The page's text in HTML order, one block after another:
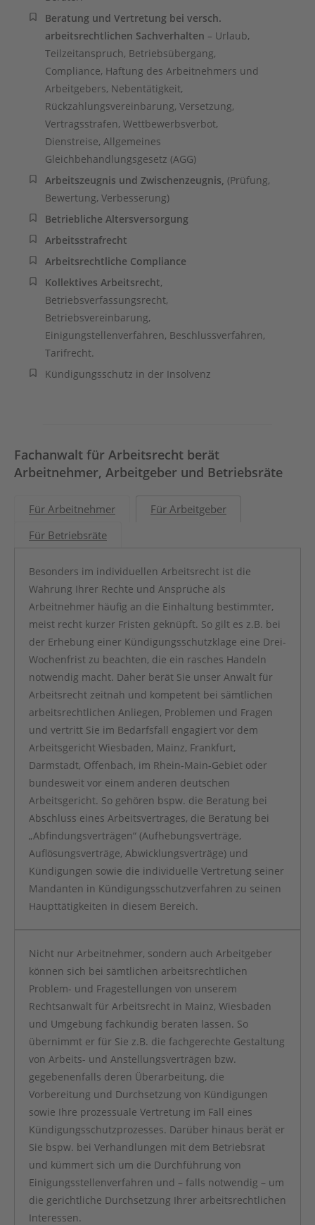
Beratung und Vertretung bei versch.
arbeitsrechtlichen Sachverhalten – Urlaub,
Teilzeitanspruch, Betriebsübergang,
Compliance, Haftung des Arbeitnehmers und
Arbeitgebers, Nebentätigkeit,
Rückzahlungsvereinbarung, Versetzung,
Vertragsstrafen, Wettbewerbsverbot,
Dienstreise, Allgemeines
Gleichbehandlungsgesetz (AGG)
Arbeitszeugnis und Zwischenzeugnis, (Prüfung,
Bewertung, Verbesserung)
Betriebliche Altersversorgung
Arbeitsstrafrecht
Arbeitsrechtliche Compliance
Kollektives Arbeitsrecht,
Betriebsverfassungsrecht,
Betriebsvereinbarung,
Einigungstellenverfahren, Beschlussverfahren,
Tarifrecht.
Kündigungsschutz in der Insolvenz
Fachanwalt für Arbeitsrecht berät
Arbeitnehmer, Arbeitgeber und Betriebsräte
Für Arbeitnehmer
Für Arbeitgeber
Für Betriebsräte
Besonders im individuellen Arbeitsrecht ist die
Wahrung Ihrer Rechte und Ansprüche als
Arbeitnehmer häufig an die Einhaltung bestimmter,
meist recht kurzer Fristen geknüpft. So gilt es z.B. bei
der Erhebung einer Kündigungsschutzklage eine Drei-
Wochenfrist zu beachten, die ein rasches Handeln
notwendig macht. Daher berät Sie unser Anwalt für
Arbeitsrecht zeitnah und kompetent bei sämtlichen
arbeitsrechtlichen Anliegen, Problemen und Fragen
und vertritt Sie im Bedarfsfall engagiert vor dem
Arbeitsgericht Wiesbaden, Mainz, Frankfurt,
Darmstadt, Offenbach, im Rhein-Main-Gebiet oder
bundesweit vor einem anderen deutschen
Arbeitsgericht. So gehören bspw. die Beratung bei
Abschluss eines Arbeitsvertrages, die Beratung bei
„Abfindungsverträgen“ (Aufhebungsverträge,
Auflösungsverträge, Abwicklungsverträge) und
Kündigungen sowie die individuelle Vertretung seiner
Mandanten in Kündigungsschutzverfahren zu seinen
Haupttätigkeiten in diesem Bereich.
Nicht nur Arbeitnehmer, sondern auch Arbeitgeber
können sich bei sämtlichen arbeitsrechtlichen
Problem- und Fragestellungen von unserem
Rechtsanwalt für Arbeitsrecht in Mainz, Wiesbaden
und Umgebung fachkundig beraten lassen. So
übernimmt er für Sie z.B. die fachgerechte Gestaltung
von Arbeits- und Anstellungsverträgen bzw.
gegebenenfalls deren Überarbeitung, die
Vorbereitung und Durchsetzung von Kündigungen
sowie Ihre prozessuale Vertretung im Fall eines
Kündigungsschutzprozesses. Darüber hinaus berät er
Sie bspw. bei Verhandlungen mit dem Betriebsrat
und kümmert sich um die Durchführung von
Einigungsstellenverfahren und – falls notwendig – um
die gerichtliche Durchsetzung Ihrer arbeitsrechtlichen
Interessen.